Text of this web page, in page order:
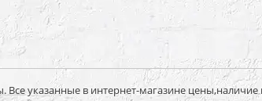
указанные в интернет-магазине